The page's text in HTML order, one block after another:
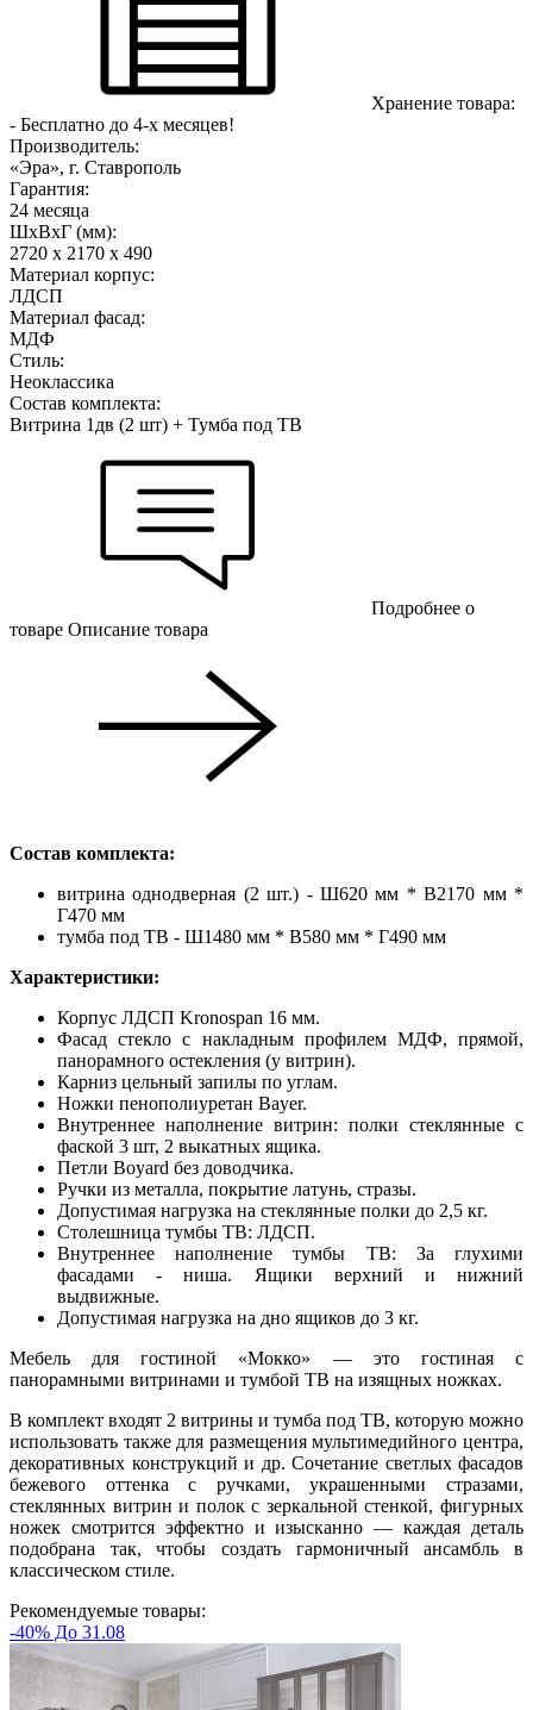
Хранение товара:
- Бесплатно до 4-х месяцев!
Производитель:
«Эра», г. Ставрополь
Гарантия:
24 месяца
ШхВхГ (мм):
2720 х 2170 х 490
Материал корпус:
ЛДСП
Материал фасад:
МДФ
Стиль:
Неоклассика
Состав комплекта:
Витрина 1дв (2 шт) + Тумба под ТВ
Подробнее о
товаре Описание товара
Состав комплекта:
витрина однодверная (2 шт.) - Ш620 мм * В2170 мм *
Г470 мм
тумба под ТВ - Ш1480 мм * В580 мм * Г490 мм
Характеристики:
Корпус ЛДСП Kronospan 16 мм.
Фасад стекло с накладным профилем МДФ, прямой,
панорамного остекления (у витрин).
Карниз цельный запилы по углам.
Ножки пенополиуретан Bayer.
Внутреннее наполнение витрин: полки стеклянные с
фаской 3 шт, 2 выкатных ящика.
Петли Boyard без доводчика.
Ручки из металла, покрытие латунь, стразы.
Допустимая нагрузка на стеклянные полки до 2,5 кг.
Столешница тумбы ТВ: ЛДСП.
Внутреннее наполнение тумбы ТВ: За глухими
фасадами - ниша. Ящики верхний и нижний
выдвижные.
Допустимая нагрузка на дно ящиков до 3 кг.
Мебель для гостиной «Мокко» — это гостиная с
панорамными витринами и тумбой ТВ на изящных ножках.
В комплект входят 2 витрины и тумба под ТВ, которую можно
использовать также для размещения мультимедийного центра,
декоративных конструкций и др. Сочетание светлых фасадов
бежевого оттенка с ручками, украшенными стразами,
стеклянных витрин и полок с зеркальной стенкой, фигурных
ножек смотрится эффектно и изысканно — каждая деталь
подобрана так, чтобы создать гармоничный ансамбль в
классическом стиле.
Рекомендуемые товары:
-40% До 31.08